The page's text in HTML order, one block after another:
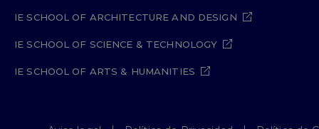
IE SCHOOL OF ARCHITECTURE AND DESIGN
IE SCHOOL OF SCIENCE & TECHNOLOGY
IE SCHOOL OF ARTS & HUMANITIES